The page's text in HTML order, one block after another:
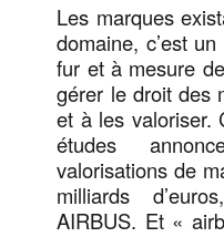
Les marques
domaine, c’est
fur et à mesure
gérer le droit des
et à les valoriser.
études
valorisations de
milliards
AIRBUS. Et «